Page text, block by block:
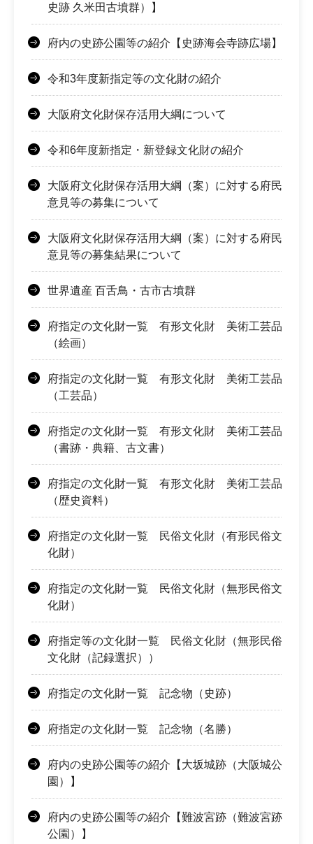
史跡 久米田古墳群）】
府内の史跡公園等の紹介【史跡海会寺跡広場】
令和3年度新指定等の文化財の紹介
大阪府文化財保存活用大綱について
令和6年度新指定・新登録文化財の紹介
大阪府文化財保存活用大綱（案）に対する府民
意見等の募集について
大阪府文化財保存活用大綱（案）に対する府民
意見等の募集結果について
世界遺産 百舌鳥・古市古墳群
府指定の文化財一覧 有形文化財 美術工芸品
（絵画）
府指定の文化財一覧 有形文化財 美術工芸品
（工芸品）
府指定の文化財一覧 有形文化財 美術工芸品
（書跡・典籍、古文書）
府指定の文化財一覧 有形文化財 美術工芸品
（歴史資料）
府指定の文化財一覧 民俗文化財（有形民俗文
化財）
府指定の文化財一覧 民俗文化財（無形民俗文
化財）
府指定等の文化財一覧 民俗文化財（無形民俗
文化財（記録選択））
府指定の文化財一覧 記念物（史跡）
府指定の文化財一覧 記念物（名勝）
府内の史跡公園等の紹介【大坂城跡（大阪城公
園）】
府内の史跡公園等の紹介【難波宮跡（難波宮跡
公園）】